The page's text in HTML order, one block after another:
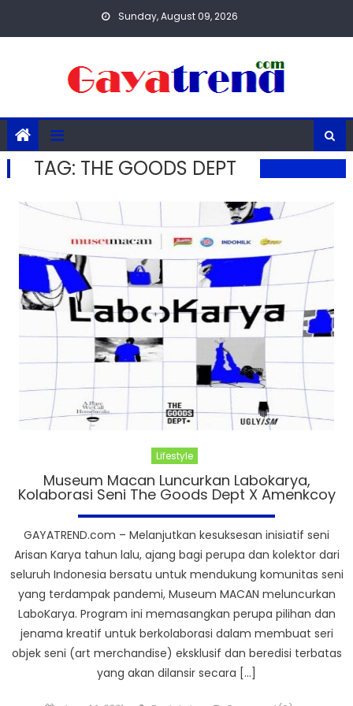
Sunday, August 09, 2026
TAG: THE GOODS DEPT
Lifestyle
Museum Macan Luncurkan Labokarya,
Kolaborasi Seni The Goods Dept X Amenkcoy
GAYATREND.com – Melanjutkan kesuksesan inisiatif seni
Arisan Karya tahun lalu, ajang bagi perupa dan kolektor dari
seluruh Indonesia bersatu untuk mendukung komunitas seni
yang terdampak pandemi, Museum MACAN meluncurkan
LaboKarya. Program ini memasangkan perupa pilihan dan
jenama kreatif untuk berkolaborasi dalam membuat seri
objek seni (art merchandise) eksklusif dan beredisi terbatas
yang akan dilansir secara […]